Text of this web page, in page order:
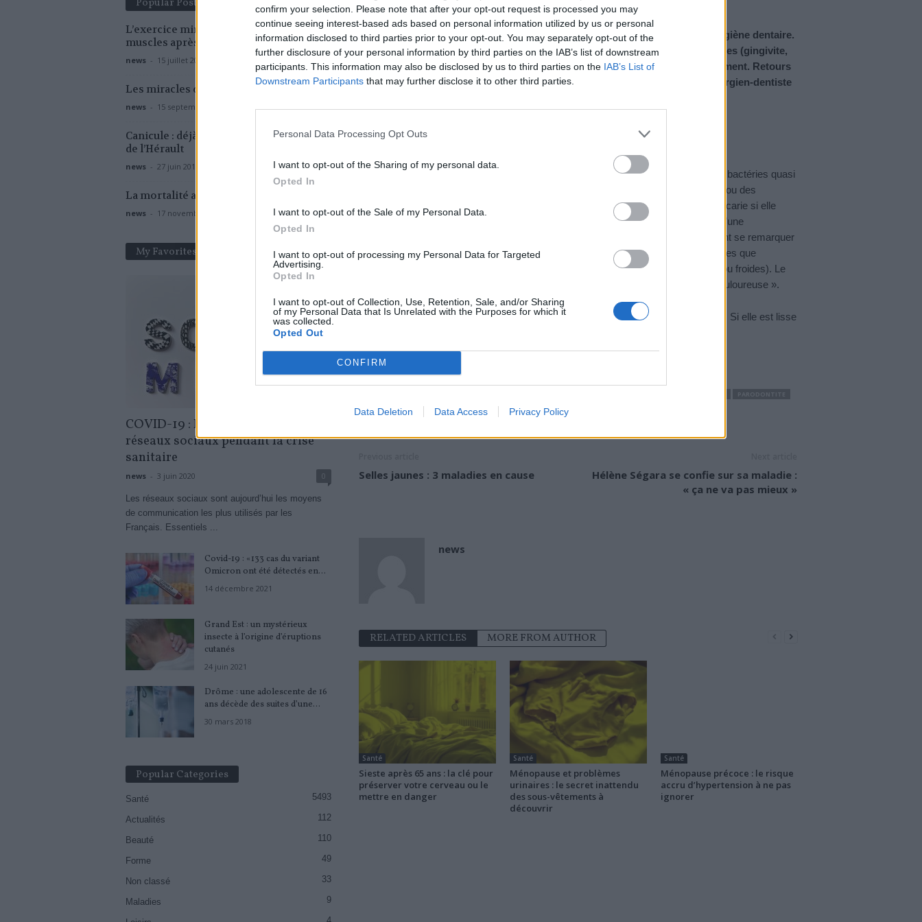
confirm your selection. Please note that after your opt-out request is processed you may
continue seeing interest-based ads based on personal information utilized by us or personal
information disclosed to third parties prior to your opt-out. You may separately opt-out of the
further disclosure of your personal information by third parties on the IAB’s list of downstream
participants. This information may also be disclosed by us to third parties on the IAB’s List of
Downstream Participants that may further disclose it to other third parties.
Personal Data Processing Opt Outs
I want to opt-out of the Sharing of my personal data.
Opted In
I want to opt-out of the Sale of my Personal Data.
Opted In
I want to opt-out of processing my Personal Data for Targeted
Advertising.
Opted In
I want to opt-out of Collection, Use, Retention, Sale, and/or Sharing
of my Personal Data that Is Unrelated with the Purposes for which it
was collected.
Opted Out
CONFIRM
Data Deletion Data Access Privacy Policy
La constitution du tartre est très souvent la conséquence d’une mauvaise hygiène dentaire.
Déposé à la surface des dents, il peut entrainer diverses maladies parodontales (gingivite,
carie, parodontite, déchaussement des dents) s’il n’est pas nettoyé régulièrement. Retours
sur les signes d’un détartrage imminent avec le Dr Christophe Lequart, chirurgien-dentiste
Des gencives rétractées
La plaque dentaire ou plus communément le tartre est une fine pellicule remplie de bactéries quasi
invisibles qui se déposent sur les dents et les gencives. Créée à partir de la salive ou des
aliments, cette plaque peut être responsable de pathologies gingivales, telle que la carie si elle
n’est pas éliminée par le brossage. Un des premiers symptômes est l’apparition d’une
. Des gencives inflammées peuvent se remarquer
lorsque ces dernières paraissent rétractées. Les dents paraissent alors plus grandes que
« hypersensible » aux températures
(chaudes ou froides). Le
Dr Christophe Lequart ajoute qu’une « gencive gonflée donc inflammée est très douloureuse ».
A savoir :« Une gencive saine a l’aspect d’une peau d’orange. Elle n’est pas lisse. Si elle est lisse
Lire…
TARTRE DENTAIRE
TARTRE DENTS TARTRE MALADIES
Selles jaunes : 3 maladies en cause
Hélène Ségara se confie sur sa maladie :
« ça ne va pas mieux »
news
RELATED ARTICLES MORE FROM AUTHOR
Santé
Sieste après 65 ans : la clé pour
préserver votre cerveau ou le
mettre en danger
Santé
Ménopause et problèmes
urinaires : le secret inattendu
des sous-vêtements à
découvrir
Santé
Ménopause précoce : le risque
accru d’hypertension à ne pas
ignorer
Popular Posts
L’exercice miracle pour garder vos
muscles après 65 ans
news - 15 juillet 2026
Les miracles de l’oignon
news - 15 septembre 2022
Canicule : déjà trois morts sur les plages
de l’Hérault
news - 27 juin 2019
La mortalité autour de la naissance
news - 17 novembre 2020
My Favorites
COVID-19 : L’utilisation des
réseaux sociaux pendant la crise
sanitaire
news - 3 juin 2020 0
Les réseaux sociaux sont aujourd’hui les moyens
de communication les plus utilisés par les
Français. Essentiels ...
Covid-19 : «133 cas du variant
Omicron ont été détectés en...
14 décembre 2021
Grand Est : un mystérieux
insecte à l’origine d’éruptions
cutanés
24 juin 2021
Drôme : une adolescente de 16
ans décède des suites d’une...
30 mars 2018
Popular Categories
Santé 5493
Actualités 112
Beauté 110
Forme 49
Non classé 33
Maladies 9